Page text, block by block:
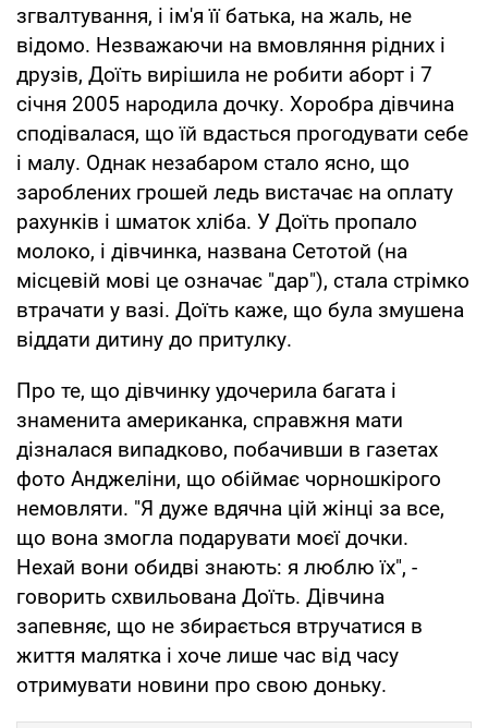
згвалтування, і ім'я її батька, на жаль, не
відомо. Незважаючи на вмовляння рідних і
друзів, Доїть вирішила не робити аборт і 7
січня 2005 народила дочку. Хоробра дівчина
сподівалася, що їй вдасться прогодувати себе
і малу. Однак незабаром стало ясно, що
зароблених грошей ледь вистачає на оплату
рахунків і шматок хліба. У Доїть пропало
молоко, і дівчинка, названа Сетотой (на
місцевій мові це означає "дар"), стала стрімко
втрачати у вазі. Доїть каже, що була змушена
віддати дитину до притулку.
Про те, що дівчинку удочерила багата і
знаменита американка, справжня мати
дізналася випадково, побачивши в газетах
фото Анджеліни, що обіймає чорношкірого
немовляти. "Я дуже вдячна цій жінці за все,
що вона змогла подарувати моєї дочки.
Нехай вони обидві знають: я люблю їх", -
говорить схвильована Доїть. Дівчина
запевняє, що не збирається втручатися в
життя малятка і хоче лише час від часу
отримувати новини про свою доньку.